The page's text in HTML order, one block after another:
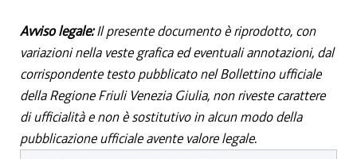
Avviso legale:Il presente documento è riprodotto, con
variazioni nella veste grafica ed eventuali annotazioni, dal
corrispondente testo pubblicato nel Bollettino ufficiale
della Regione Friuli Venezia Giulia, non riveste carattere
di ufficialità e non è sostitutivo in alcun modo della
pubblicazione ufficiale avente valore legale.